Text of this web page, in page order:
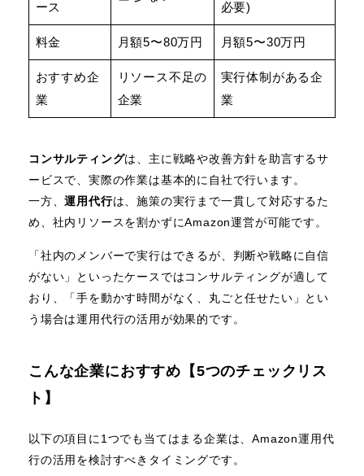
ース
必要)
料金 月額5〜80万円 月額5〜30万円
おすすめ企
業
リソース不足の
企業
実行体制がある企
業
コンサルティングは、主に戦略や改善方針を助言するサ
ービスで、実際の作業は基本的に自社で行います。
一方、運用代行は、施策の実行まで一貫して対応するた
め、社内リソースを割かずにAmazon運営が可能です。
「社内のメンバーで実行はできるが、判断や戦略に自信
がない」といったケースではコンサルティングが適して
おり、「手を動かす時間がなく、丸ごと任せたい」とい
う場合は運用代行の活用が効果的です。
こんな企業におすすめ【5つのチェックリス
ト】
以下の項目に1つでも当てはまる企業は、Amazon運用代
行の活用を検討すべきタイミングです。